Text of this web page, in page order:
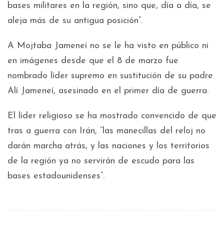
bases militares en la región, sino que, día a día, se
aleja más de su antigua posición”.
A Mojtaba Jameneí no se le ha visto en público ni
en imágenes desde que el 8 de marzo fue
nombrado líder supremo en sustitución de su padre
Alí Jameneí, asesinado en el primer día de guerra.
El líder religioso se ha mostrado convencido de que
tras a guerra con Irán, “las manecillas del reloj no
darán marcha atrás, y las naciones y los territorios
de la región ya no servirán de escudo para las
bases estadounidenses”.